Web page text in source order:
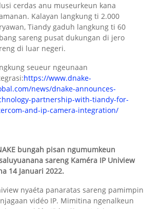
cerdas anu museurkeun kana
Kalayan langkung ti 2.000
Tiandy gaduh langkung ti 60
sareng pusat dukungan di jero
di luar negeri.
seueur ngeunaan
https://www.dnake-
news/dnake-announces-
partnership-with-tiandy-for-
and-ip-camera-integration/
bungah pisan ngumumkeun
sareng Kaméra IP Uniview
14 Januari 2022.
nyaéta panaratas sareng pamimpin
vidéo IP. Mimitina ngenalkeun